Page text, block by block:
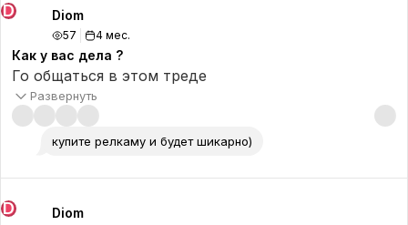
D Diom
57 4 мес.
Как у вас дела ?
Го общаться в этом треде
Развернуть
купите релкаму и будет шикарно)
D Diom